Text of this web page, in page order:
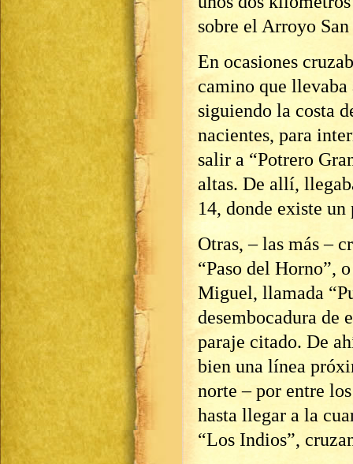
sobre el Arroyo
En ocasiones
camino que
siguiendo la costa
nacientes, para
salir a “Potrero
altas. De allí,
14, donde existe
Otras, – las más –
“Paso del Horno”,
Miguel, llamada
desembocadura de
paraje citado. De
bien una línea
norte – por entre
hasta llegar a la
“Los Indios”,